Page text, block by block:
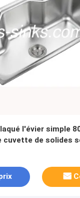
l'évier simple
cuvette de solides